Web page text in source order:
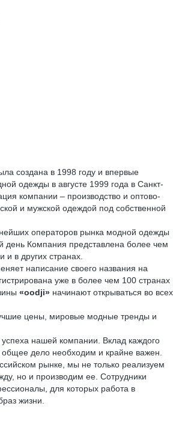
создана в 1998 году и впервые
одежды в августе 1999 года в Санкт-
компании – производство и оптово-
и мужской одеждой под собственной
операторов рынка модной одежды
день Компания представлена более чем
и в других странах.
написание своего названия на
уже в более чем 100 странах
«oodji» начинают открываться во всех
цены, мировые модные тренды и
нашей компании. Вклад каждого
дело необходим и крайне важен.
рынке, мы не только реализуем
но и производим ее. Сотрудники
для которых работа в
жизни.